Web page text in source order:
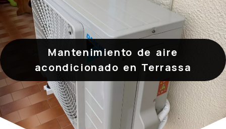
Mantenimiento de aire
acondicionado en Terrassa